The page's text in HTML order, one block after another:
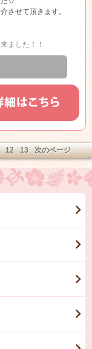
させて頂きます。
ました！！
12 13 次のページ